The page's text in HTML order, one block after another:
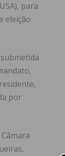
para
eleição
por